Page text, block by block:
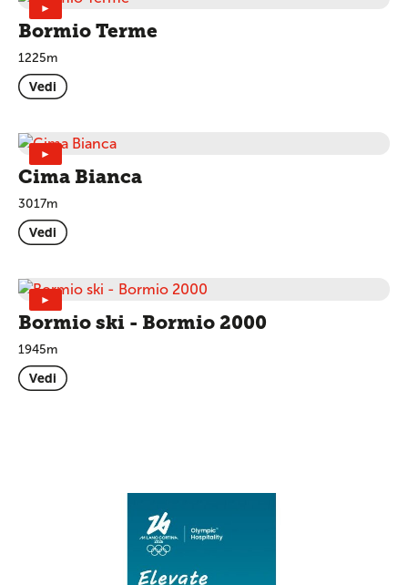
►
Bormio Terme
1225m
Vedi
►
Cima Bianca
3017m
Vedi
►
Bormio ski - Bormio 2000
1945m
Vedi